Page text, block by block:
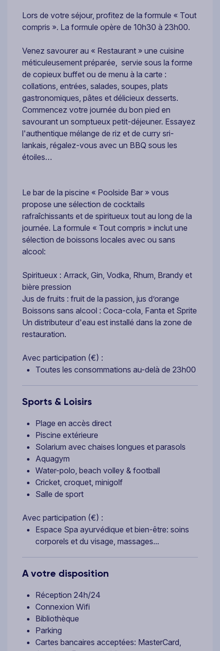
Lors de votre séjour, profitez de la formule « Tout
compris ». La formule opère de 10h30 à 23h00.
Venez savourer au « Restaurant » une cuisine
méticuleusement préparée, servie sous la forme
de copieux buffet ou de menu à la carte :
collations, entrées, salades, soupes, plats
gastronomiques, pâtes et délicieux desserts.
Commencez votre journée du bon pied en
savourant un somptueux petit-déjeuner. Essayez
l'authentique mélange de riz et de curry sri-
lankais, régalez-vous avec un BBQ sous les
étoiles…
Le bar de la piscine « Poolside Bar » vous
propose une sélection de cocktails
rafraîchissants et de spiritueux tout au long de la
journée. La formule « Tout compris » inclut une
sélection de boissons locales avec ou sans
alcool:
Spiritueux : Arrack, Gin, Vodka, Rhum, Brandy et
bière pression
Jus de fruits : fruit de la passion, jus d’orange
Boissons sans alcool : Coca-cola, Fanta et Sprite
Un distributeur d'eau est installé dans la zone de
restauration.
Avec participation (€) :
Toutes les consommations au-delà de 23h00
Sports & Loisirs
Plage en accès direct
Piscine extérieure
Solarium avec chaises longues et parasols
Aquagym
Water-polo, beach volley & football
Cricket, croquet, minigolf
Salle de sport
Avec participation (€) :
Espace Spa ayurvédique et bien-être: soins
corporels et du visage, massages...
A votre disposition
Réception 24h/24
Connexion Wifi
Bibliothèque
Parking
Cartes bancaires acceptées: MasterCard,